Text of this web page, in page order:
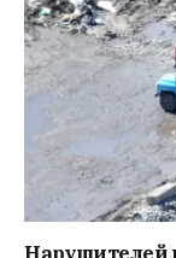
Нарушителей